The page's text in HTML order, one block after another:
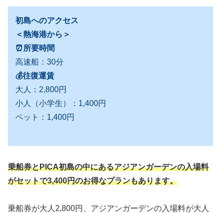
初島へのアクセス
＜熱海港から＞
⏰所要時間
高速船：30分
💰往復運賃
大人：2,800円
小人（小学生）：1,400円
ペット：1,400円
乗船券とPICA初島の中にあるアジアンガーデンの入場料
がセットで3,400円のお得なプランもあります。
乗船券が大人2,800円、アジアンガーデンの入場料が大人